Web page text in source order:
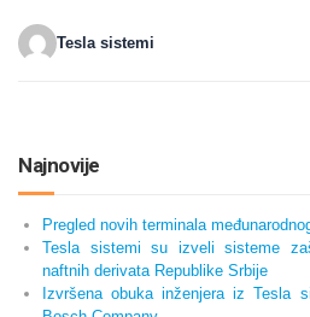
Tesla sistemi
Najnovije
Pregled novih terminala
Tesla sistemi su izveli sisteme
naftnih derivata Republike Srbije
Izvršena obuka inženjera iz Tesla